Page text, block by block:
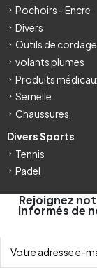
Pochoirs - Encre
Divers
Outils de cordage
volants plumes
Produits
Semelle
Chaussures
Divers Sports
Tennis
Padel
Rejoignez
informés de